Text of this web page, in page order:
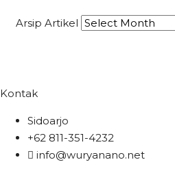
Arsip Artikel
Kontak
Sidoarjo
+62 811-351-4232
info@wuryanano.net